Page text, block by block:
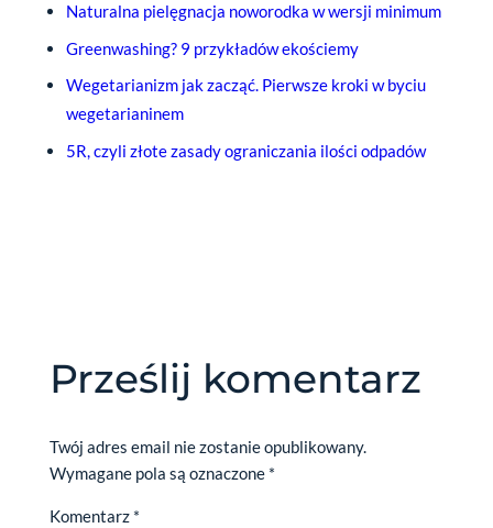
Naturalna pielęgnacja noworodka w wersji minimum
Greenwashing? 9 przykładów ekościemy
Wegetarianizm jak zacząć. Pierwsze kroki w byciu
wegetarianinem
5R, czyli złote zasady ograniczania ilości odpadów
Prześlij komentarz
Twój adres email nie zostanie opublikowany.
Wymagane pola są oznaczone *
Komentarz *